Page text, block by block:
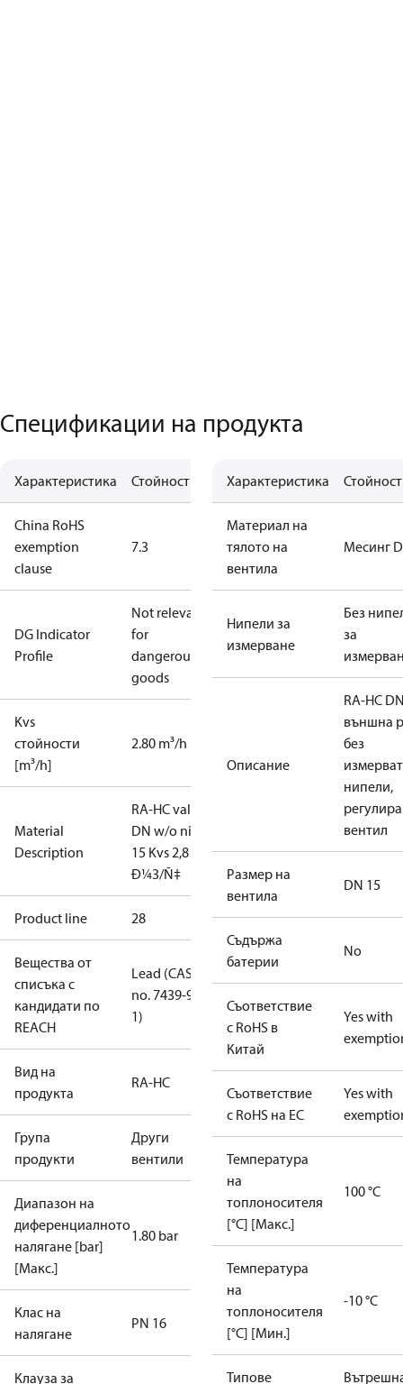
Спецификации на продукта
Характеристика Стойност
China RoHS
exemption
clause
7.3
DG Indicator
Profile
Not relevant
for
dangerous
goods
Kvs
стойности
[m³/h]
2.80 m³/h
Material
Description
RA-HC valve
DN w/o nip
15 Kvs 2,8
Ð¼3/Ñ‡
Product line 28
Вещества от
списъка с
кандидати по
REACH
Lead (CAS
no. 7439-92-
1)
Вид на
продукта
RA-HC
Група
продукти
Други
вентили
Диапазон на
диференциалното
налягане [bar]
[Макс.]
1.80 bar
Клас на
налягане
PN 16
Клауза за
Характеристика Стойност
Материал на
тялото на
вентила
Месинг
Нипели за
измерване
Без
за
Описание
RA-HC
външна
без
нипели,
вентил
Размер на
вентила
DN 15
Съдържа
батерии
No
Съответствие
с RoHS в
Китай
Yes with
Съответствие
с RoHS на ЕС
Yes with
Температура
на
топлоносителя
[°C] [Макс.]
100 °C
Температура
на
топлоносителя
[°C] [Мин.]
-10 °C
Типове